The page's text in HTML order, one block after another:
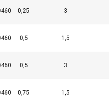
0,25 3
0,5 1,5
0,5 3
0,75 1,5
température d'utilisation: